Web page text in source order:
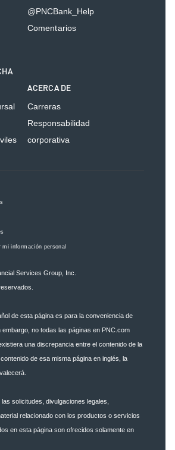
@PNCBank_Help
Comentarios
ACERCA DE
Carreras
Responsabilidad
corporativa
información personal
Services Group, Inc.
de esta página es para la conveniencia de
no todas las páginas en PNC.com
una discrepancia entre el contenido de la
de esa misma página en inglés, la
solicitudes, divulgaciones legales,
relacionado con los productos o servicios
en esta página son ofrecidos solamente en